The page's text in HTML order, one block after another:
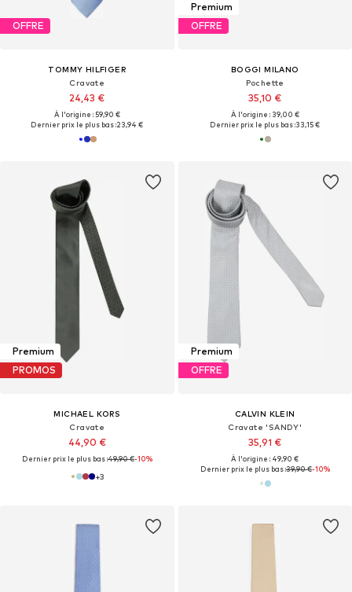
OFFRE
TOMMY HILFIGER
Cravate
24,43 €
À l'origine : 59,90 €
Dernier prix le plus bas :23,94 €
Premium
OFFRE
BOGGI MILANO
Pochette
35,10 €
À l'origine : 39,00 €
Dernier prix le plus bas :33,15 €
Premium
PROMOS
MICHAEL KORS
Cravate
44,90 €
Dernier prix le plus bas :49,90 €-10%
+3
Premium
OFFRE
CALVIN KLEIN
Cravate 'SANDY'
35,91 €
À l'origine : 49,90 €
Dernier prix le plus bas :39,90 €-10%